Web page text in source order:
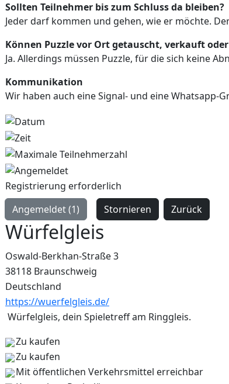
Sollten Teilnehmer bis zum Schluss da bleiben?
Jeder darf kommen und gehen, wie er möchte.
Können Puzzle vor Ort getauscht, verkauft
Ja. Allerdings müssen Puzzle, für die sich keine
Kommunikation
Wir haben auch eine Signal- und eine
Registrierung erforderlich
Angemeldet (1)
Stornieren Zurück
Würfelgleis
Oswald-Berkhan-Straße 3
38118 Braunschweig
Deutschland
https://wuerfelgleis.de/
Würfelgleis, dein Spieletreff am Ringgleis.
Zu kaufen
Zu kaufen
Mit öffentlichen Verkehrsmittel erreichbar